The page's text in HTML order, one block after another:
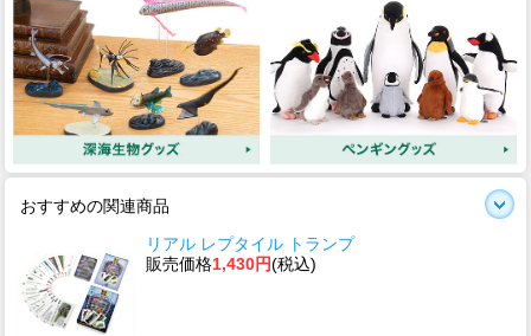
おすすめの関連商品
リアル レプタイル トランプ
販売価格1,430円(税込)